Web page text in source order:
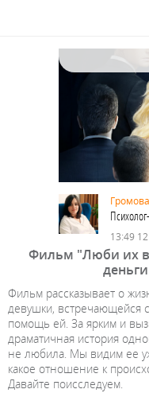
13:49
Фильм "Люби их
Фильм рассказывает о
девушки, встречающейся
помощь ей. За ярким и
драматичная история
не любила. Мы видим ее
какое отношение к
Давайте поисследуем.